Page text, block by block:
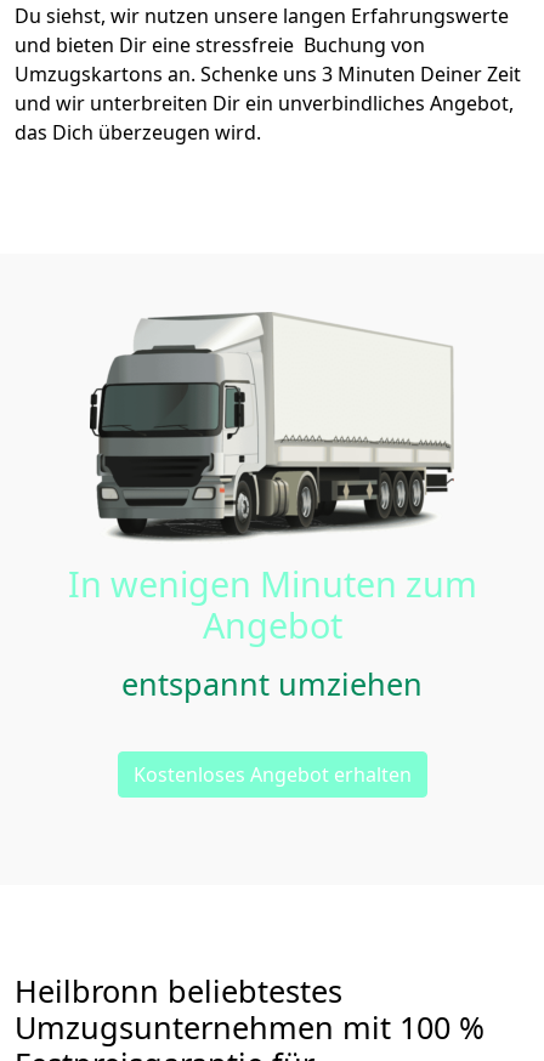
Du siehst, wir nutzen unsere langen Erfahrungswerte
und bieten Dir eine stressfreie Buchung von
Umzugskartons an. Schenke uns 3 Minuten Deiner Zeit
und wir unterbreiten Dir ein unverbindliches Angebot,
das Dich überzeugen wird.
In wenigen Minuten zum
Angebot
entspannt umziehen
Kostenloses Angebot erhalten
Heilbronn beliebtestes
Umzugsunternehmen mit 100 %